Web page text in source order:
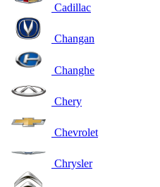
Cadillac
Changan
Changhe
Chery
Chevrolet
Chrysler